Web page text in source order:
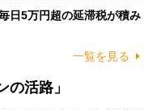
日5万円超の延滞税が積み
一覧を見る
活路」